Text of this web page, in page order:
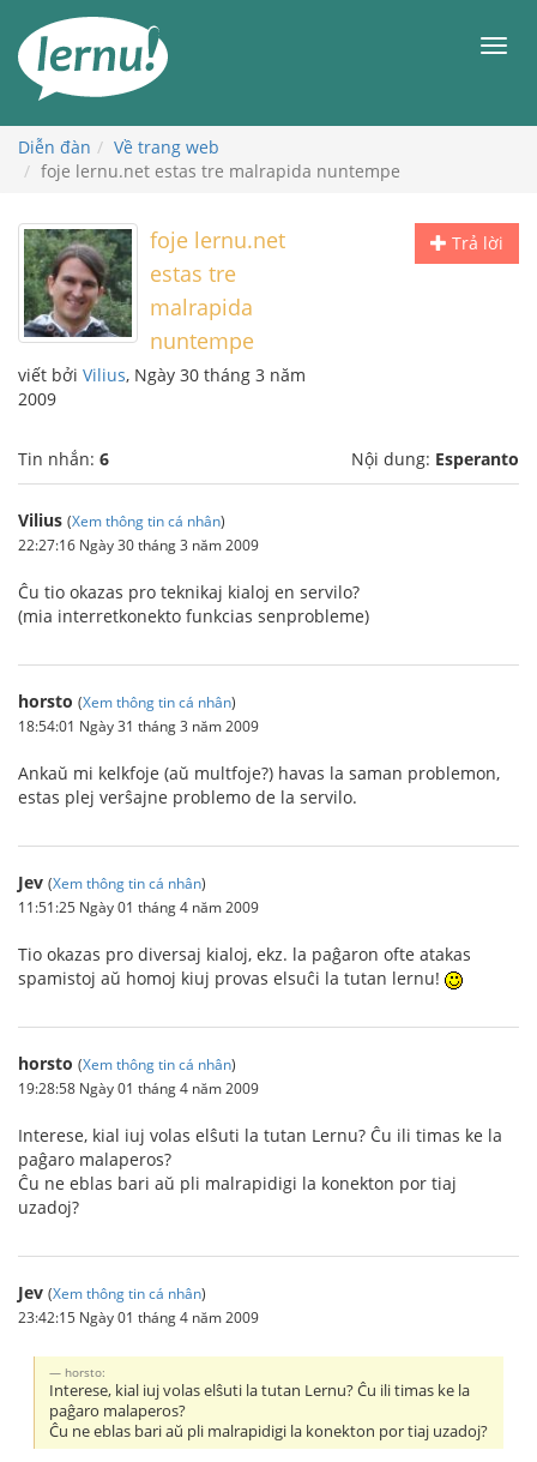
đến
phần
dung
Diễn đàn
Về trang web
foje lernu.net estas tre malrapida nuntempe
Trả lời
foje lernu.net
estas tre
malrapida
nuntempe
viết bởi Vilius, Ngày 30 tháng 3 năm
2009
Tin nhắn: 6 Nội dung: Esperanto
Vilius (Xem thông tin cá nhân)
22:27:16 Ngày 30 tháng 3 năm 2009
Ĉu tio okazas pro teknikaj kialoj en servilo?
(mia interretkonekto funkcias senprobleme)
horsto (Xem thông tin cá nhân)
18:54:01 Ngày 31 tháng 3 năm 2009
Ankaŭ mi kelkfoje (aŭ multfoje?) havas la saman problemon,
estas plej verŝajne problemo de la servilo.
Jev (Xem thông tin cá nhân)
11:51:25 Ngày 01 tháng 4 năm 2009
Tio okazas pro diversaj kialoj, ekz. la paĝaron ofte atakas
spamistoj aŭ homoj kiuj provas elsuĉi la tutan lernu!
horsto (Xem thông tin cá nhân)
19:28:58 Ngày 01 tháng 4 năm 2009
Interese, kial iuj volas elŝuti la tutan Lernu? Ĉu ili timas ke la
paĝaro malaperos?
Ĉu ne eblas bari aŭ pli malrapidigi la konekton por tiaj
uzadoj?
Jev (Xem thông tin cá nhân)
23:42:15 Ngày 01 tháng 4 năm 2009
horsto:
Interese, kial iuj volas elŝuti la tutan Lernu? Ĉu ili timas ke la
paĝaro malaperos?
Ĉu ne eblas bari aŭ pli malrapidigi la konekton por tiaj uzadoj?